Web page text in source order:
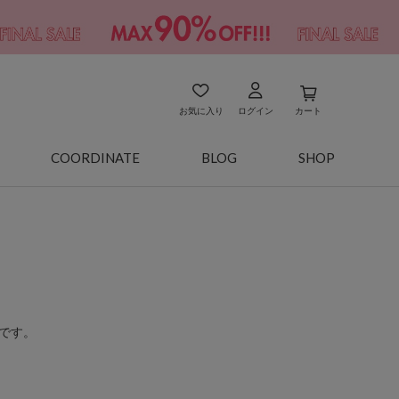
お気に入り ログイン カート
COORDINATE BLOG SHOP
す。